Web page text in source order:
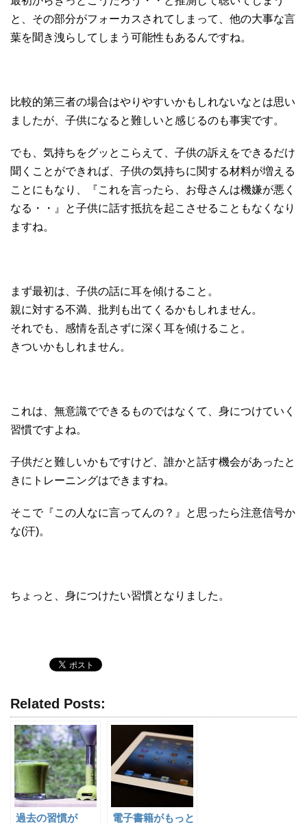
と、その部分がフォーカスされてしまって、他の大事な言
葉を聞き洩らしてしまう可能性もあるんですね。
比較的第三者の場合はやりやすいかもしれないなとは思い
ましたが、子供になると難しいと感じるのも事実です。
でも、気持ちをグッとこらえて、子供の訴えをできるだけ
聞くことができれば、子供の気持ちに関する材料が増える
ことにもなり、『これを言ったら、お母さんは機嫌が悪く
なる・・』と子供に話す抵抗を起こさせることもなくなり
ますね。
まず最初は、子供の話に耳を傾けること。
親に対する不満、批判も出てくるかもしれません。
それでも、感情を乱さずに深く耳を傾けること。
きついかもしれません。
これは、無意識でできるものではなくて、身につけていく
習慣ですよね。
子供だと難しいかもですけど、誰かと話す機会があったと
きにトレーニングはできますね。
そこで『この人なに言ってんの？』と思ったら注意信号か
な(汗)。
ちょっと、身につけたい習慣となりました。
Related Posts:
過去の習慣が
電子書籍がもっと